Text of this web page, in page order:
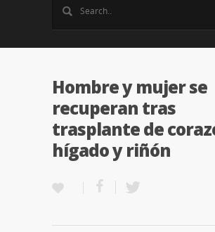
Hombre y mujer se
recuperan tras
trasplante de
hígado y riñón